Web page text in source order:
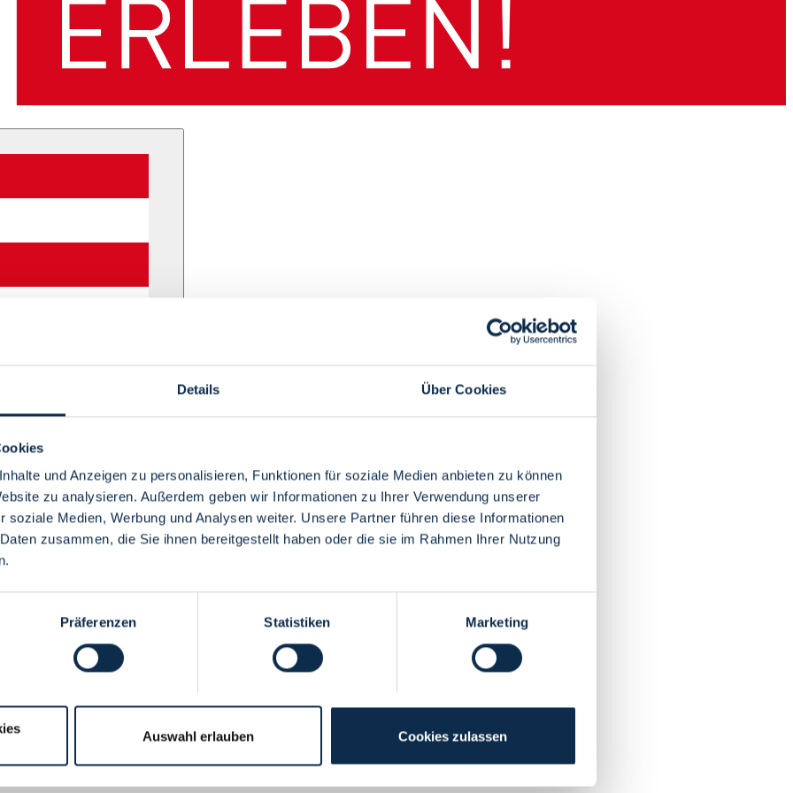
Details Über Cookies
und Anzeigen zu personalisieren, Funktionen für soziale Medien anbieten zu können
zu analysieren. Außerdem geben wir Informationen zu Ihrer Verwendung unserer
soziale Medien, Werbung und Analysen weiter. Unsere Partner führen diese Informationen
zusammen, die Sie ihnen bereitgestellt haben oder die sie im Rahmen Ihrer Nutzung
Präferenzen Statistiken Marketing
Auswahl erlauben Cookies zulassen
Menü